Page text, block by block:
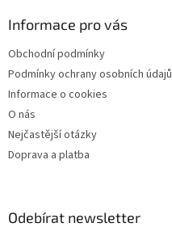
Informace pro vás
Obchodní podmínky
Podmínky ochrany osobních údajů
Informace o cookies
O nás
Nejčastější otázky
Doprava a platba
Odebírat newsletter